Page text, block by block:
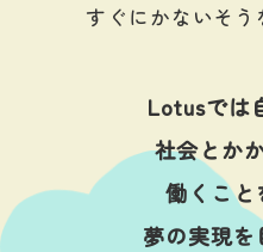
すぐにかないそ
Lotusでは
社会とか
働くこと
夢の実現を